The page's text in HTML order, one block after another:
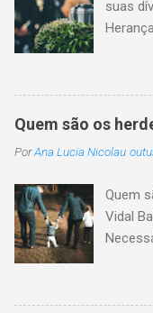
suas
aos
isso,
herda
é a
Quem são os
PorAna Lucia Nicolau
Quem
Vidal